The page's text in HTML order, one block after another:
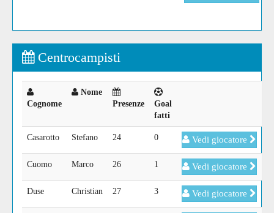
Centrocampisti
Cognome
Nome
Presenze
Goal
fatti
Casarotto Stefano 24 0 Vedi giocatore
Cuomo Marco 26 1 Vedi giocatore
Duse Christian 27 3 Vedi giocatore